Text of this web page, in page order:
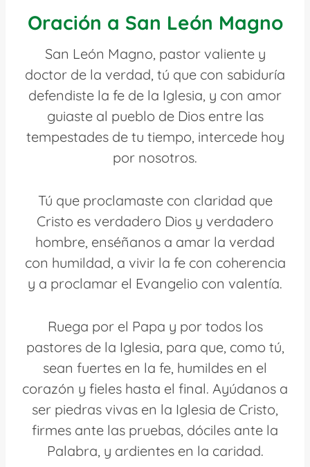
Oración a San León Magno
San León Magno, pastor valiente y
doctor de la verdad, tú que con sabiduría
defendiste la fe de la Iglesia, y con amor
guiaste al pueblo de Dios entre las
tempestades de tu tiempo, intercede hoy
por nosotros.
Tú que proclamaste con claridad que
Cristo es verdadero Dios y verdadero
hombre, enséñanos a amar la verdad
con humildad, a vivir la fe con coherencia
y a proclamar el Evangelio con valentía.
Ruega por el Papa y por todos los
pastores de la Iglesia, para que, como tú,
sean fuertes en la fe, humildes en el
corazón y fieles hasta el final. Ayúdanos a
ser piedras vivas en la Iglesia de Cristo,
firmes ante las pruebas, dóciles ante la
Palabra, y ardientes en la caridad.